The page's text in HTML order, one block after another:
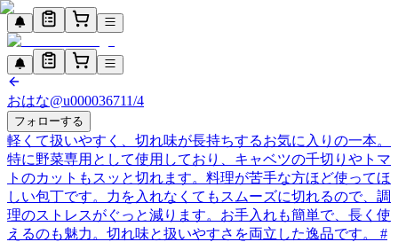
おはな@u000036711/4
フォローする
軽くて扱いやすく、切れ味が長持ちするお気に入りの一本。
特に野菜専用として使用しており、キャベツの千切りやトマ
トのカットもスッと切れます。料理が苦手な方ほど使ってほ
しい包丁です。力を入れなくてもスムーズに切れるので、調
理のストレスがぐっと減ります。お手入れも簡単で、長く使
えるのも魅力。切れ味と扱いやすさを両立した逸品です。 #